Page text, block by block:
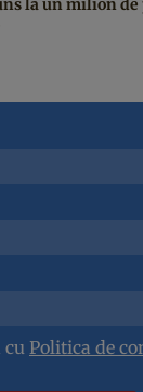
la un milion de
cu Politica de